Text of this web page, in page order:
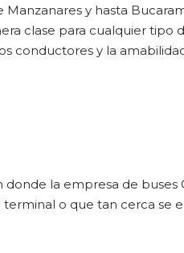
Manzanares y hasta
clase para cualquier tipo
conductores y la
la empresa de buses
o que tan cerca se